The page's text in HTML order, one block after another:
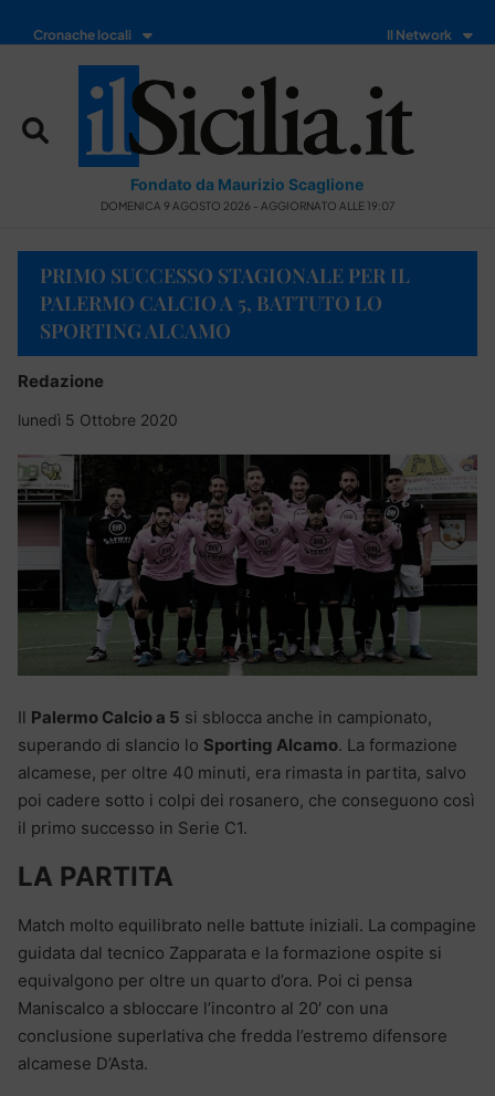
Cronache locali Il Network
Fondato da Maurizio Scaglione
DOMENICA 9 AGOSTO 2026 - AGGIORNATO ALLE 19:07
PRIMO SUCCESSO STAGIONALE PER IL
PALERMO CALCIO A 5, BATTUTO LO
SPORTING ALCAMO
Redazione
lunedì 5 Ottobre 2020
Il Palermo Calcio a 5 si sblocca anche in campionato,
superando di slancio lo Sporting Alcamo. La formazione
alcamese, per oltre 40 minuti, era rimasta in partita, salvo
poi cadere sotto i colpi dei rosanero, che conseguono così
il primo successo in Serie C1.
LA PARTITA
Match molto equilibrato nelle battute iniziali. La compagine
guidata dal tecnico Zapparata e la formazione ospite si
equivalgono per oltre un quarto d’ora. Poi ci pensa
Maniscalco a sbloccare l’incontro al 20′ con una
conclusione superlativa che fredda l’estremo difensore
alcamese D’Asta.